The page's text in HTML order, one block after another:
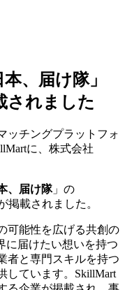
、届け隊」
されました
ッチングプラットフォ
に、株式会社
、届け隊」の
掲載されました。
可能性を広げる共創の
に届けたい想いを持つ
者と専門スキルを持つ
しています。SkillMart